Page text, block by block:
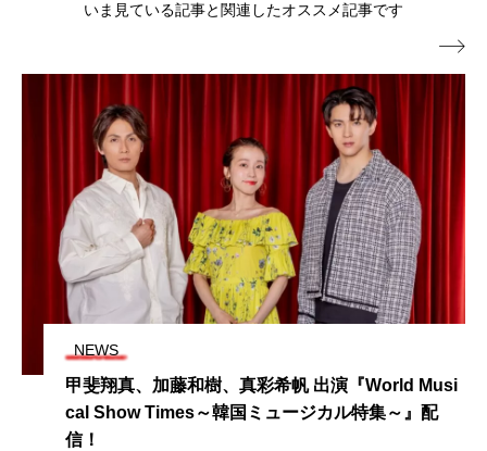
いま見ている記事と関連したオススメ記事です
NEWS
甲斐翔真、加藤和樹、真彩希帆 出演『World Musi
cal Show Times～韓国ミュージカル特集～』配
信！
